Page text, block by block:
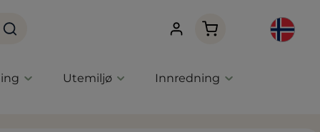
Handlekurven
Utemiljø Innredning